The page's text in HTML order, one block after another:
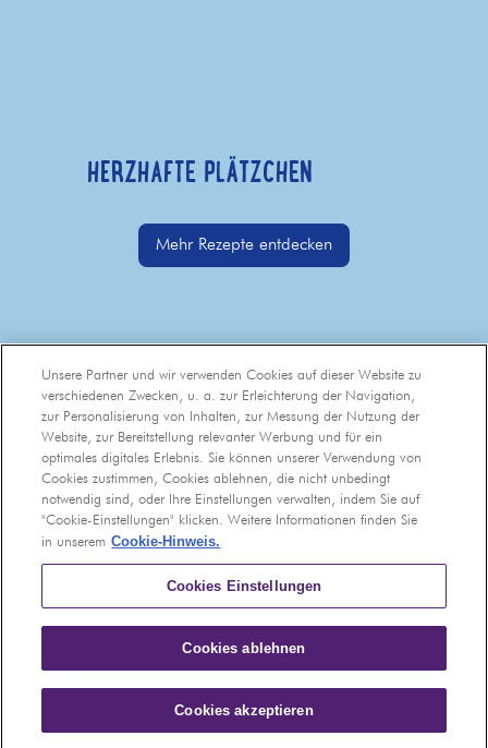
HERZHAFTE PLÄTZCHEN
Mehr Rezepte entdecken
© 2025 Mondelez Deutschland GmbH
Unsere Partner und wir verwenden Cookies auf dieser Website zu
verschiedenen Zwecken, u. a. zur Erleichterung der Navigation,
zur Personalisierung von Inhalten, zur Messung der Nutzung der
Website, zur Bereitstellung relevanter Werbung und für ein
optimales digitales Erlebnis. Sie können unserer Verwendung von
Cookies zustimmen, Cookies ablehnen, die nicht unbedingt
notwendig sind, oder Ihre Einstellungen verwalten, indem Sie auf
"Cookie-Einstellungen" klicken. Weitere Informationen finden Sie
in unserem Cookie-Hinweis.
Cookies Einstellungen
Cookies ablehnen
Cookies akzeptieren